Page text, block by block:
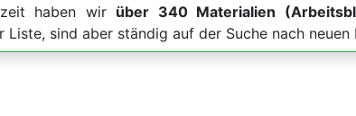
haben wir über 340 Materialien
Liste, sind aber ständig auf der Suche nach neuen